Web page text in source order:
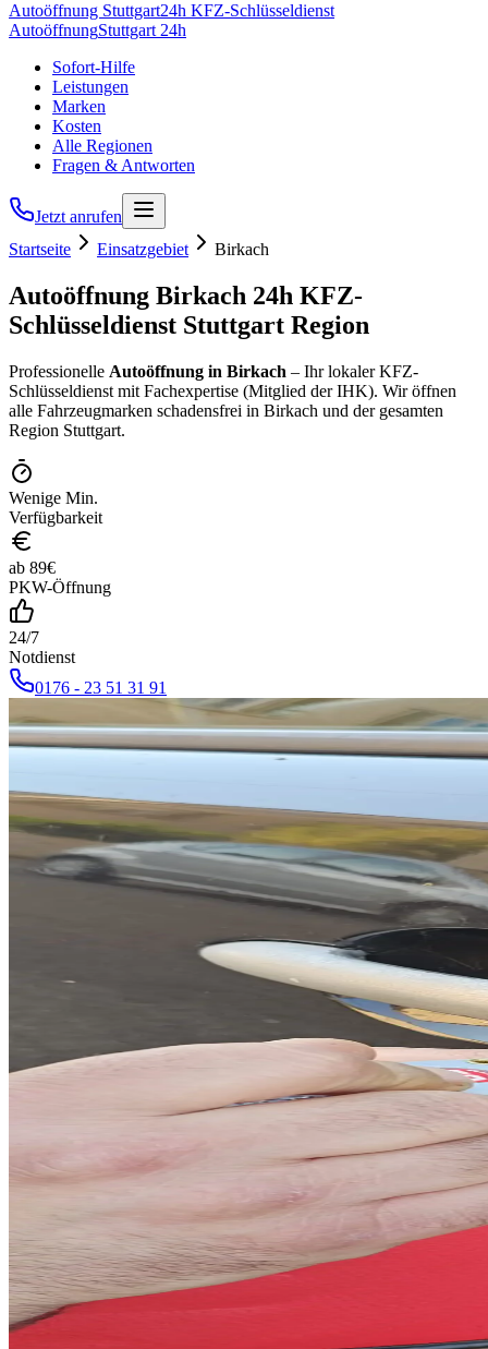
Autoöffnung Stuttgart24h KFZ-Schlüsseldienst
AutoöffnungStuttgart 24h
Sofort-Hilfe
Leistungen
Marken
Kosten
Alle Regionen
Fragen & Antworten
Jetzt anrufen
Startseite
Einsatzgebiet Birkach
Autoöffnung Birkach 24h KFZ-
Schlüsseldienst Stuttgart Region
Professionelle Autoöffnung in Birkach – Ihr lokaler KFZ-
Schlüsseldienst mit Fachexpertise (Mitglied der IHK). Wir öffnen
alle Fahrzeugmarken schadensfrei in Birkach und der gesamten
Region Stuttgart.
Wenige Min.
Verfügbarkeit
ab 89€
PKW-Öffnung
24/7
Notdienst
0176 - 23 51 31 91